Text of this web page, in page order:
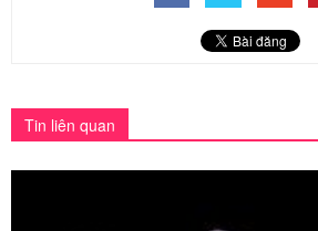
Tin liên quan